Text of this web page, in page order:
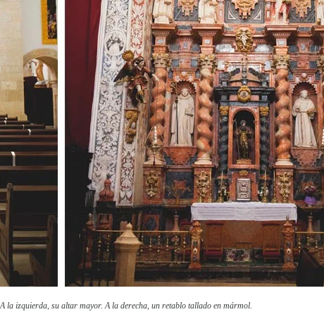
la izquierda, su altar mayor. A la derecha, un retablo tallado en mármol.